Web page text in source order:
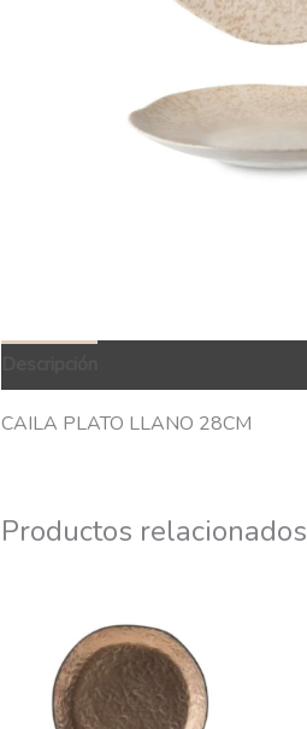
CAILA PLATO LLANO 28CM
Productos relacionados